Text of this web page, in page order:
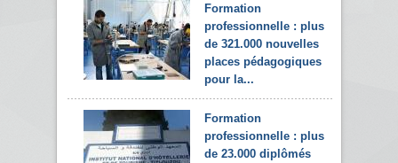
Formation
professionnelle : plus
de 321.000 nouvelles
places pédagogiques
pour la...
Formation
professionnelle : plus
de 23.000 diplômés